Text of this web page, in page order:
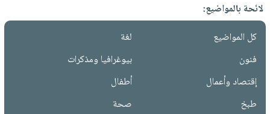
لائحة بالمواضيع:
كل المواضيع
لغة
فنون
بيوغرافيا ومذكرات
إقتصاد وأعمال
أطفال
طبخ
صحة